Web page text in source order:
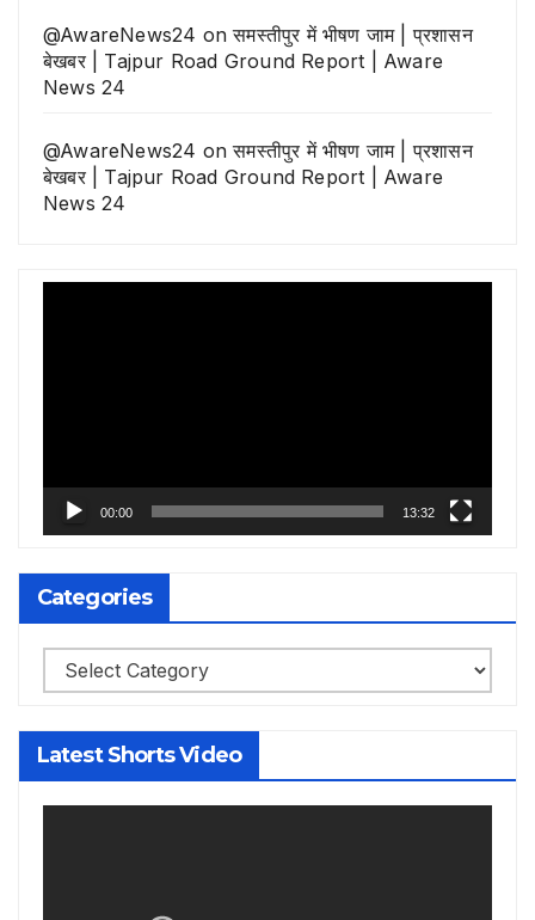
@AwareNews24 onसमस्तीपुर में भीषण जाम | प्रशासन
बेखबर | Tajpur Road Ground Report | Aware
News 24
@AwareNews24 onसमस्तीपुर में भीषण जाम | प्रशासन
बेखबर | Tajpur Road Ground Report | Aware
News 24
00:00 13:32
Categories
Categories
Latest Shorts Video